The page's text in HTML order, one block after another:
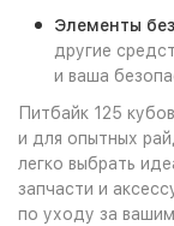
Элементы
другие
и ваша
Питбайк 125
и для опытных
легко выбрать
запчасти и
по уходу за